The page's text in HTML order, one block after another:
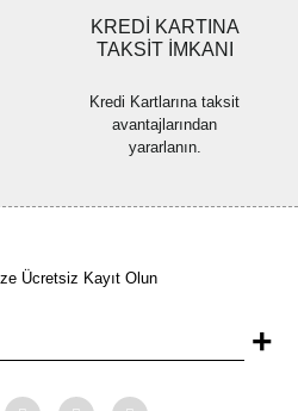
KREDİ KARTINA
TAKSİT İMKANI
Kredi Kartlarına taksit
avantajlarından
yararlanın.
Ücretsiz Kayıt Olun
+